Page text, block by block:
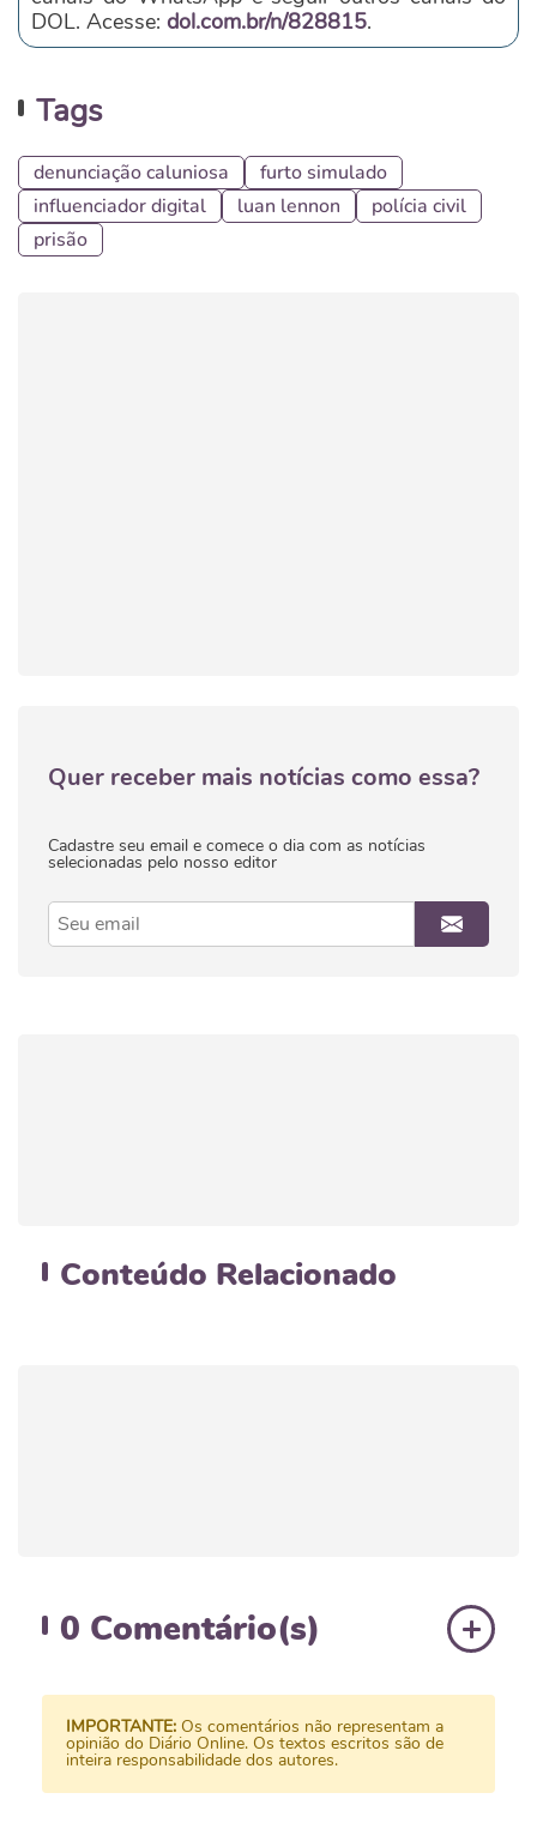
DOL. Acesse: dol.com.br/n/828815.
Tags
denunciação caluniosa
furto simulado
influenciador digital
luan lennon
polícia civil
prisão
Quer receber mais notícias como essa?
Cadastre seu email e comece o dia com as notícias
selecionadas pelo nosso editor
Conteúdo Relacionado
0 Comentário(s)
IMPORTANTE: Os comentários não representam a
opinião do Diário Online. Os textos escritos são de
inteira responsabilidade dos autores.